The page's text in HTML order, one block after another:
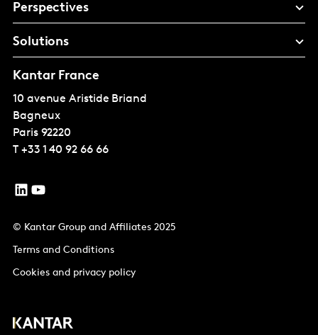
Perspectives
Solutions
Kantar France
10 avenue Aristide Briand
Bagneux
Paris 92220
T +33 1 40 92 66 66
© Kantar Group and Affiliates 2025
Terms and Conditions
Cookies and privacy policy